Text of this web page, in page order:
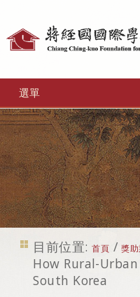
選單
目前位置: 首頁 /獎
How Rural-
South Korea